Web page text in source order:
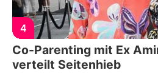
4
Co-Parenting mit Ex
verteilt Seitenhieb